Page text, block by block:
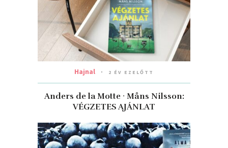
Hajnal 2 ÉV EZELŐTT
Anders de la Motte · Måns Nilsson:
VÉGZETES AJÁNLAT